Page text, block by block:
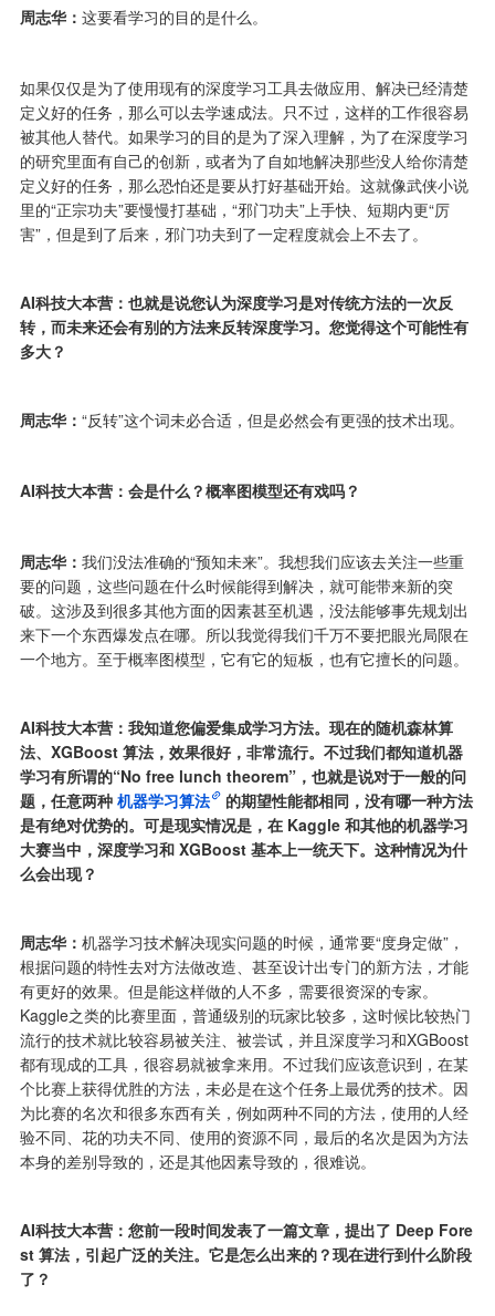
周志华： 这要看学习的目的是什么。
如果仅仅是为了使用现有的深度学习工具去做应用、解决已经清楚
定义好的任务，那么可以去学速成法。只不过，这样的工作很容易
被其他人替代。如果学习的目的是为了深入理解，为了在深度学习
的研究里面有自己的创新，或者为了自如地解决那些没人给你清楚
定义好的任务，那么恐怕还是要从打好基础开始。这就像武侠小说
里的“正宗功夫”要慢慢打基础，“邪门功夫”上手快、短期内更“厉
害”，但是到了后来，邪门功夫到了一定程度就会上不去了。
AI科技大本营：也就是说您认为深度学习是对传统方法的一次反
转，而未来还会有别的方法来反转深度学习。您觉得这个可能性有
多大？
周志华： “反转”这个词未必合适，但是必然会有更强的技术出现。
AI科技大本营：会是什么？概率图模型还有戏吗？
周志华： 我们没法准确的“预知未来”。我想我们应该去关注一些重
要的问题，这些问题在什么时候能得到解决，就可能带来新的突
破。这涉及到很多其他方面的因素甚至机遇，没法能够事先规划出
来下一个东西爆发点在哪。所以我觉得我们千万不要把眼光局限在
一个地方。至于概率图模型，它有它的短板，也有它擅长的问题。
AI科技大本营：我知道您偏爱集成学习方法。现在的随机森林算
法、XGBoost 算法，效果很好，非常流行。不过我们都知道机器
学习有所谓的“No free lunch theorem”，也就是说对于一般的问
题，任意两种 机器学习算法
的期望性能都相同，没有哪一种方法
是有绝对优势的。可是现实情况是，在 Kaggle 和其他的机器学习
大赛当中，深度学习和 XGBoost 基本上一统天下。这种情况为什
么会出现？
周志华： 机器学习技术解决现实问题的时候，通常要“度身定做”，
根据问题的特性去对方法做改造、甚至设计出专门的新方法，才能
有更好的效果。但是能这样做的人不多，需要很资深的专家。
Kaggle之类的比赛里面，普通级别的玩家比较多，这时候比较热门
流行的技术就比较容易被关注、被尝试，并且深度学习和XGBoost
都有现成的工具，很容易就被拿来用。不过我们应该意识到，在某
个比赛上获得优胜的方法，未必是在这个任务上最优秀的技术。因
为比赛的名次和很多东西有关，例如两种不同的方法，使用的人经
验不同、花的功夫不同、使用的资源不同，最后的名次是因为方法
本身的差别导致的，还是其他因素导致的，很难说。
AI科技大本营：您前一段时间发表了一篇文章，提出了 Deep Fore
st 算法，引起广泛的关注。它是怎么出来的？现在进行到什么阶段
了？